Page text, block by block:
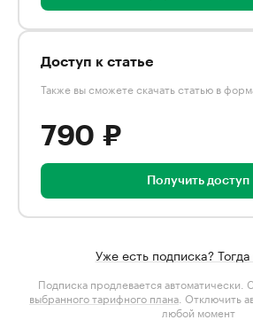
Доступ к статье
Также вы сможете скачать статью в
790 ₽
Получить доступ
Уже есть подписка?
Подписка продлевается автоматически.
выбранного тарифного плана . Отключить
любой момент